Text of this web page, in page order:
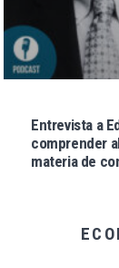
Entrevista a
comprender
materia de